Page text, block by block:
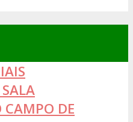
CAMPO DE